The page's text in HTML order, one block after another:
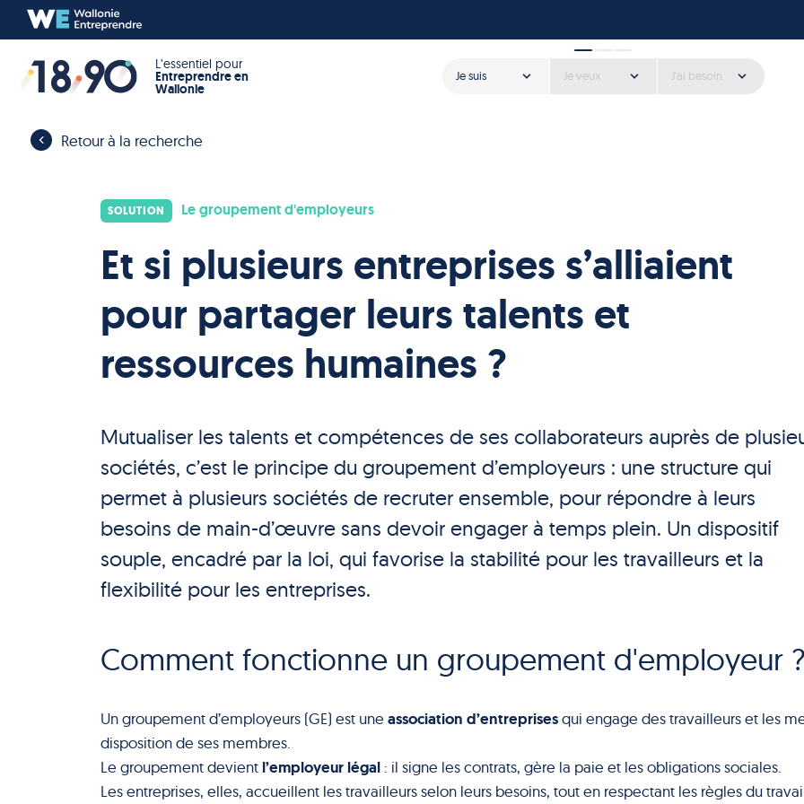
L’essentiel pour
Entreprendre en
Wallonie
Je suis Je veux J'ai besoin
Retour à la recherche
SOLUTION Le groupement d'employeurs
Et si plusieurs entreprises s’alliaient
pour partager leurs talents et
ressources humaines ?
Mutualiser les talents et compétences de ses collaborateurs auprès de
sociétés, c’est le principe du groupement d’employeurs : une structure qui
permet à plusieurs sociétés de recruter ensemble, pour répondre à leurs
besoins de main-d’œuvre sans devoir engager à temps plein. Un dispositif
souple, encadré par la loi, qui favorise la stabilité pour les travailleurs et la
flexibilité pour les entreprises.
Comment fonctionne un groupement d'employeur ?
Un groupement d’employeurs (GE) est une association d’entreprisesqui engage des travailleurs et les
disposition de ses membres.
Le groupement devient l’employeur légal : il signe les contrats, gère la paie et les obligations sociales.
Les entreprises, elles, accueillent les travailleurs selon leurs besoins, tout en respectant les règles du